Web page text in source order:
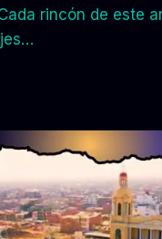
rincón de este